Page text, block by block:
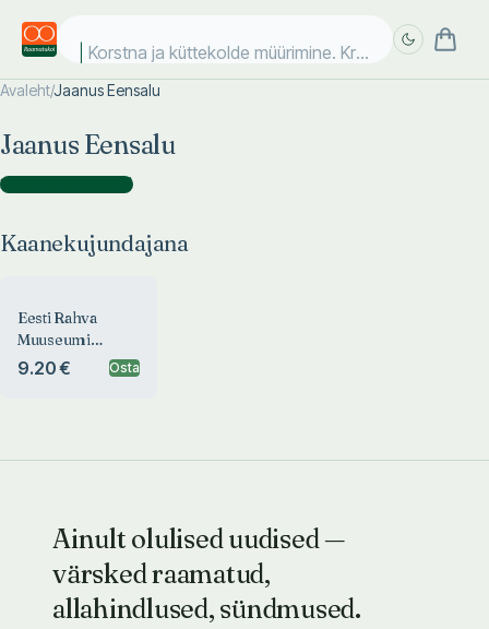
Korstna ja küttekolde müürimine. Krohvimine. Pla
Avaleht/Jaanus Eensalu
Jaanus Eensalu
Kaanekujundajana )
Kaanekujundajana
Eesti Rahva
Muuseumi
aastaraamat
9.20 € Osta
Ainult olulised uudised —
värsked raamatud,
allahindlused, sündmused.